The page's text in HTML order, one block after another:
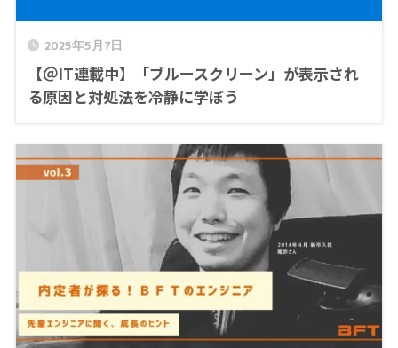
2025年5月7日
【＠IT連載中】「ブルースクリーン」が表示され
る原因と対処法を冷静に学ぼう